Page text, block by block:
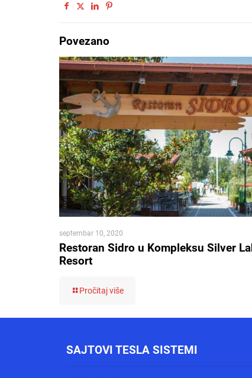
Povezano
septembar 10, 2020
Restoran Sidro u Kompleksu Silver
Resort
Pročitaj više
SAJTOVI TESLA SISTEMI